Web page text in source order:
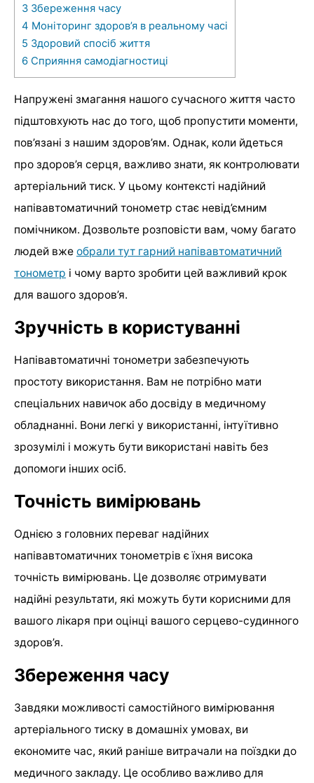
3 Збереження часу
4 Моніторинг здоров’я в реальному часі
5 Здоровий спосіб життя
6 Сприяння самодіагностиці
Напружені змагання нашого сучасного життя часто
підштовхують нас до того, щоб пропустити моменти,
пов’язані з нашим здоров’ям. Однак, коли йдеться
про здоров’я серця, важливо знати, як контролювати
артеріальний тиск. У цьому контексті надійний
напівавтоматичний тонометр стає невід’ємним
помічником. Дозвольте розповісти вам, чому багато
людей вже обрали тут гарний напівавтоматичний
тонометр і чому варто зробити цей важливий крок
для вашого здоров’я.
Зручність в користуванні
Напівавтоматичні тонометри забезпечують
простоту використання. Вам не потрібно мати
спеціальних навичок або досвіду в медичному
обладнанні. Вони легкі у використанні, інтуїтивно
зрозумілі і можуть бути використані навіть без
допомоги інших осіб.
Точність вимірювань
Однією з головних переваг надійних
напівавтоматичних тонометрів є їхня висока
точність вимірювань. Це дозволяє отримувати
надійні результати, які можуть бути корисними для
вашого лікаря при оцінці вашого серцево-судинного
здоров’я.
Збереження часу
Завдяки можливості самостійного вимірювання
артеріального тиску в домашніх умовах, ви
економите час, який раніше витрачали на поїздки до
медичного закладу. Це особливо важливо для